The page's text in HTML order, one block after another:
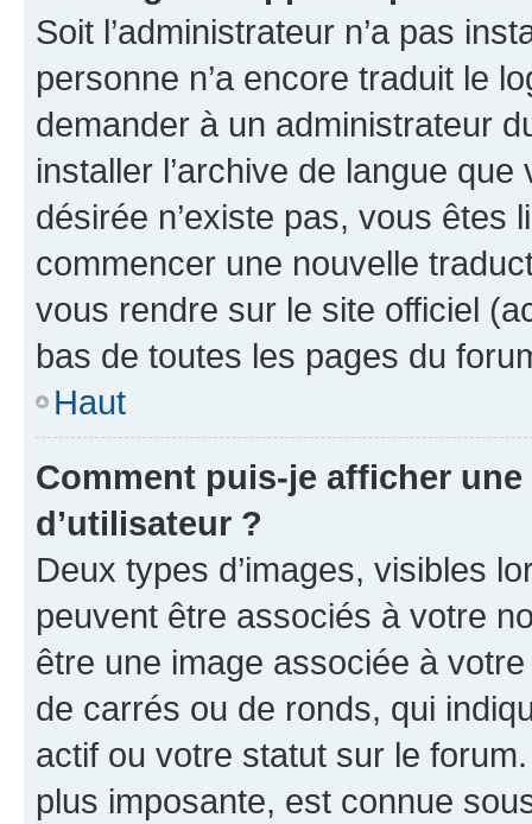
Soit l’administrateur n’a pas
personne n’a encore traduit le
demander à un administrateur
installer l’archive de langue
désirée n’existe pas, vous êtes
commencer une nouvelle
vous rendre sur le site officiel
bas de toutes les pages du
Haut
Comment puis-je afficher
d’utilisateur ?
Deux types d’images, visibles
peuvent être associés à votre
être une image associée à
de carrés ou de ronds, qui
actif ou votre statut sur le
plus imposante, est connue